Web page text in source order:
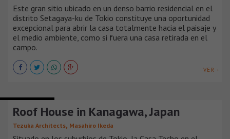
Este gran sitio ubicado en un denso barrio residencial en el
distrito Setagaya-ku de Tokio constituye una oportunidad
excepcional para abrir la casa totalmente hacia el paisaje y
el medio ambiente, como si fuera una casa retirada en el
campo.
VER +
Roof House in Kanagawa, Japan
Tezuka Architects, Masahiro Ikeda